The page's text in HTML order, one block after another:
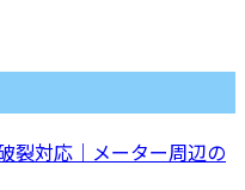
裂対応｜メーター周辺の